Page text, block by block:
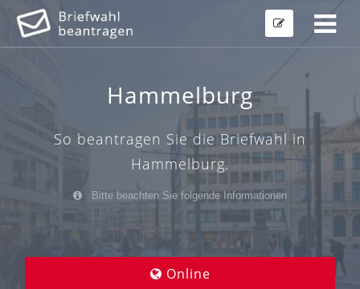
Hammelburg
So beantragen Sie die Briefwahl in
Hammelburg.
Bitte beachten Sie folgende Informationen
Online